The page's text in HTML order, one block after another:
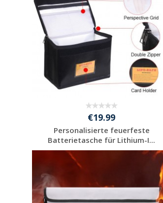
€19.99
Personalisierte feuerfeste
Batterietasche für Lithium-I...
Jetzt Angebot